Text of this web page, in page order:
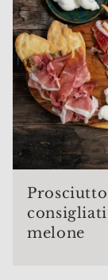
melone